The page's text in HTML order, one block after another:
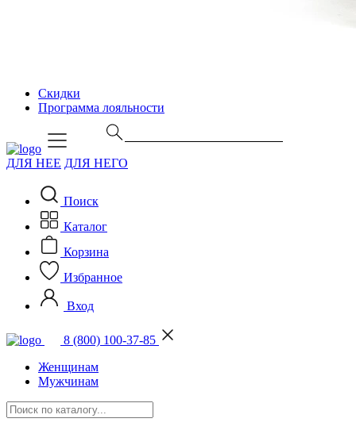
Скидки
Программа лояльности
ДЛЯ НЕЕ ДЛЯ НЕГО
Поиск
Каталог
Корзина
Избранное
Вход
8 (800) 100-37-85
Женщинам
Мужчинам